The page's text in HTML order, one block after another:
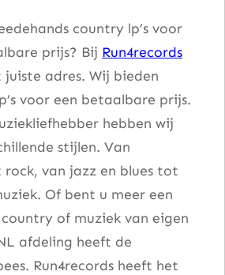
country lp’s voor
prijs? Bij Run4records
adres. Wij bieden
voor een betaalbare prijs.
hebben wij
stijlen. Van
van jazz en blues tot
Of bent u meer een
of muziek van eigen
afdeling heeft de
Run4records heeft het